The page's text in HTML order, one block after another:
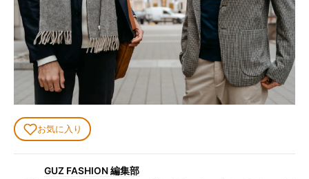
お気に入り
GUZ FASHION 編集部